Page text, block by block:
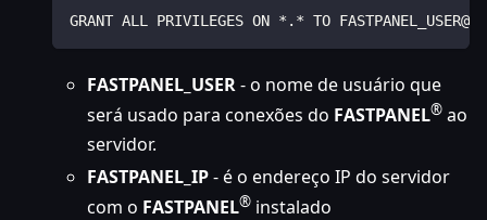
GRANT ALL PRIVILEGES ON *.* TO
FASTPANEL_USER- o nome de usuário que
será usado para conexões do FASTPANEL® ao
servidor.
FASTPANEL_IP- é o endereço IP do servidor
com o FASTPANEL® instalado